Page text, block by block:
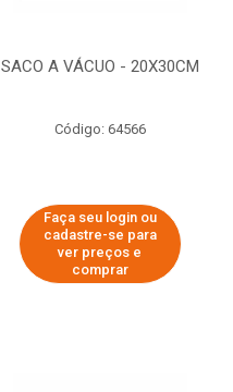
SACO A VÁCUO - 20X30CM
Código: 64566
Faça seu login ou
cadastre-se para
ver preços e
comprar